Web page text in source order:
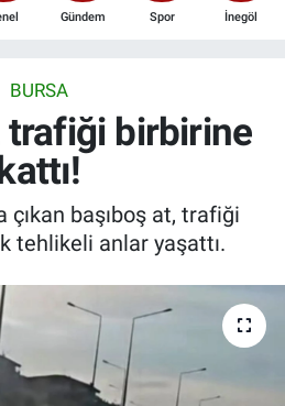
Gündem Spor İnegöl
BURSA
trafiği birbirine
kattı!
çıkan başıboş at, trafiği
tehlikeli anlar yaşattı.